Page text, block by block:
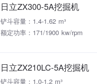
日立ZX300-5A挖掘机
铲斗容量：1.4-1.62 m³
额定功率：171/1900 kw/rpm
日立ZX210LC-5A挖掘机
铲斗容量：1.0-1.2 m³